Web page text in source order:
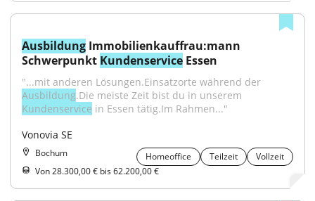
Ausbildung Immobilienkauffrau:mann
Schwerpunkt Kundenservice Essen
Ausbildung
Kundenservice in Essen tätig.Im Rahmen..."
Vonovia SE
Bochum Homeoffice Teilzeit
Vollzeit
Von 28.300,00 € bis 62.200,00 €